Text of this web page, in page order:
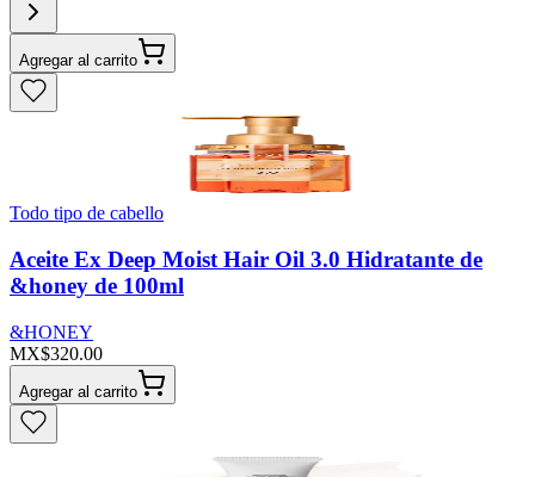
Agregar al carrito
Todo tipo de cabello
Aceite Ex Deep Moist Hair Oil 3.0 Hidratante de
&honey de 100ml
&HONEY
MX$320.00
Agregar al carrito